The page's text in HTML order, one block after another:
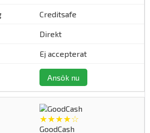
Creditsafe
Direkt
Ej accepterat
Ansök nu
★★★★☆
GoodCash